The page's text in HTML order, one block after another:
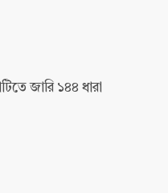
জারি ১৪৪ ধারা